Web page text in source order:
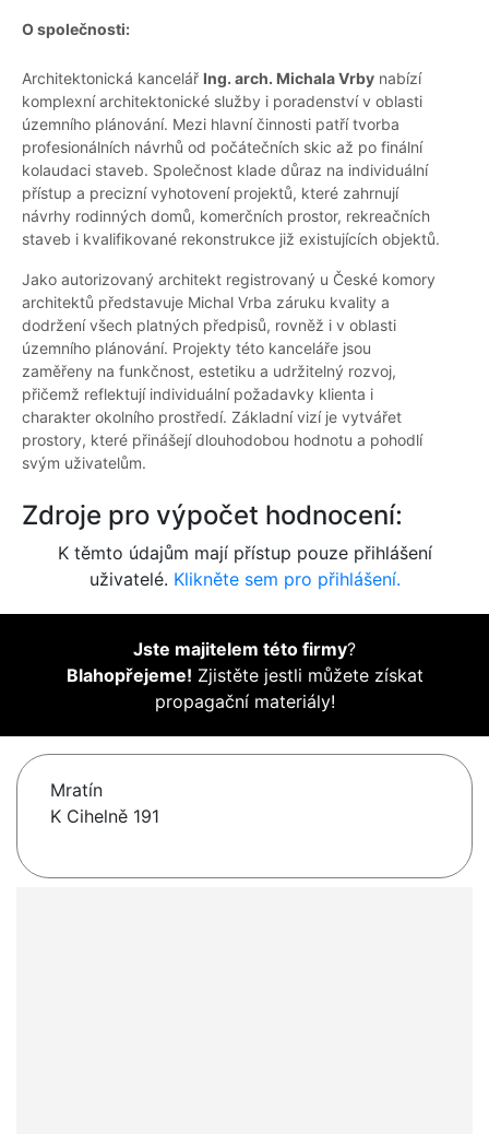
O společnosti:
Architektonická kancelář Ing. arch. Michala Vrby nabízí
komplexní architektonické služby i poradenství v oblasti
územního plánování. Mezi hlavní činnosti patří tvorba
profesionálních návrhů od počátečních skic až po finální
kolaudaci staveb. Společnost klade důraz na individuální
přístup a precizní vyhotovení projektů, které zahrnují
návrhy rodinných domů, komerčních prostor, rekreačních
staveb i kvalifikované rekonstrukce již existujících objektů.
Jako autorizovaný architekt registrovaný u České komory
architektů představuje Michal Vrba záruku kvality a
dodržení všech platných předpisů, rovněž i v oblasti
územního plánování. Projekty této kanceláře jsou
zaměřeny na funkčnost, estetiku a udržitelný rozvoj,
přičemž reflektují individuální požadavky klienta i
charakter okolního prostředí. Základní vizí je vytvářet
prostory, které přinášejí dlouhodobou hodnotu a pohodlí
svým uživatelům.
Zdroje pro výpočet hodnocení:
K těmto údajům mají přístup pouze přihlášení
uživatelé. Klikněte sem pro přihlášení.
Jste majitelem této firmy?
Blahopřejeme! Zjistěte jestli můžete získat
propagační materiály!
Mratín
K Cihelně 191